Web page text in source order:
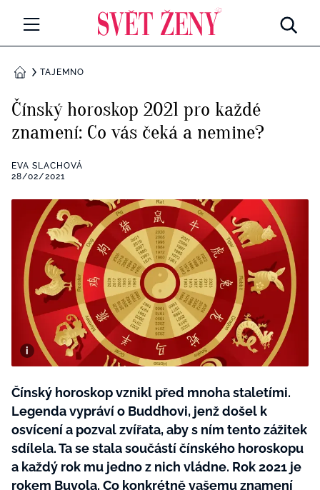
CELEBRITY
Všechny kategorie
RETROHUBKY
PSYCHOLOGIE
Všechny kategorie
Seberozvoj
ZDRAVÍ
Všechny kategorie
Životní styl
ZÁBAVA
Všechny kategorie
Testy a kvízy
BYDLENÍ
Všechny kategorie
Tvoření
Rady a tipy
BurdaMedia
SVĚT ŽENY - 599 KČ
ROČNÍ PŘEDPLATNÉ SVĚT ŽENY +
SADA PRODUKTŮ MANA (10 ks)
DOMŮTAJEMNO
Čínský horoskop 2021 pro každé
znamení: Co vás čeká a nemine?
EVA SLACHOVÁ
28/02/2021
Čínský horoskop vznikl před mnoha staletími.
Legenda vypráví o Buddhovi, jenž došel k
osvícení a pozval zvířata, aby s ním tento zážitek
sdílela. Ta se stala součástí čínského horoskopu
a každý rok mu jedno z nich vládne. Rok 2021 je
rokem Buvola. Co konkrétně vašemu znamení